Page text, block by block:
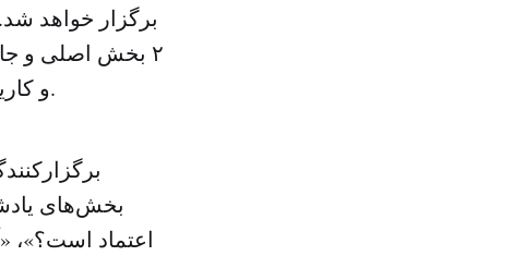
۲ بخش اصلی و
و کاریکاتور و بخش جانبی شامل مستند و کلیپ، سرود، مقاله و وبلاگ است.
اعتماد است؟»،